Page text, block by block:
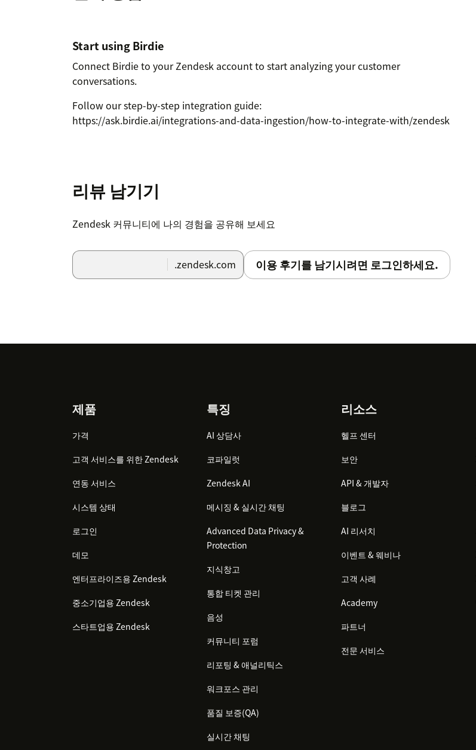
Start using Birdie
Connect Birdie to your Zendesk account to start analyzing your customer
conversations.
Follow our step-by-step integration guide:
https://ask.birdie.ai/integrations-and-data-ingestion/how-to-integrate-with/zendesk
리뷰 남기기
Zendesk 커뮤니티에 나의 경험을 공유해 보세요
.zendesk.com 이용 후기를 남기시려면 로그인하세요.
제품
가격
고객 서비스를 위한 Zendesk
연동 서비스
시스템 상태
로그인
데모
엔터프라이즈용 Zendesk
중소기업용 Zendesk
스타트업용 Zendesk
특징
AI 상담사
코파일럿
Zendesk AI
메시징 & 실시간 채팅
Advanced Data Privacy &
Protection
지식창고
통합 티켓 관리
음성
커뮤니티 포럼
리포팅 & 애널리틱스
워크포스 관리
품질 보증(QA)
실시간 채팅
리소스
헬프 센터
보안
API & 개발자
블로그
AI 리서치
이벤트 & 웨비나
고객 사례
Academy
파트너
전문 서비스